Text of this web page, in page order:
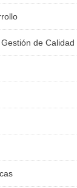
de Calidad